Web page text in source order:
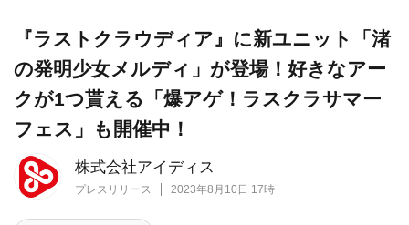
株式会社アイディス
プレスリリース 2023年8月10日 17時
『ラストクラウディア』に新ユニット「渚
の発明少女メルディ」が登場！好きなアー
クが1つ貰える「爆アゲ！ラスクラサマー
フェス」も開催中！